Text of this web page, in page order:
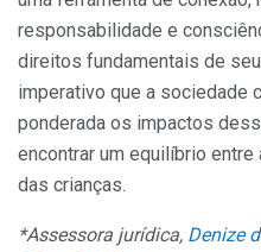
responsabilidade e
direitos fundamentais de
imperativo que a sociedade
ponderada os impactos
encontrar um equilíbrio
das crianças.
*Assessora jurídica, Denize